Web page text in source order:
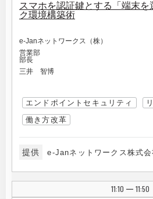
スマホを認証鍵とする「端末
ク環境構築術
e-Janネットワークス（株）
営業部
部長
三井 智博
エンドポイントセキュリティ
働き方改革
提供 e-Janネットワークス株式会
11:10 | 11:50